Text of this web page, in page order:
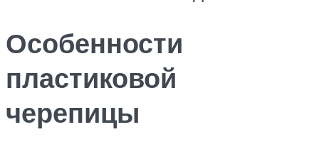
Особенности
пластиковой
черепицы